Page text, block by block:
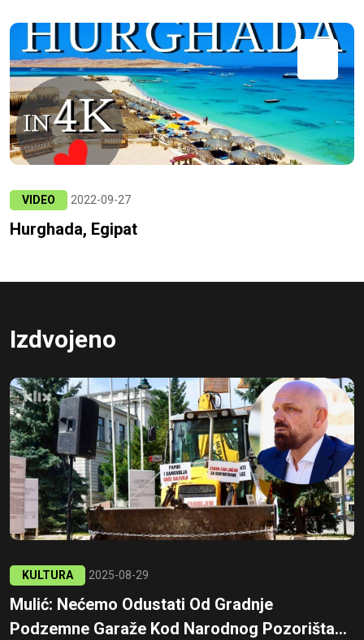
VIDEO 2022-09-27
Hurghada, Egipat
Izdvojeno
KULTURA 2025-08-29
Mulić: Nećemo Odustati Od Gradnje
Podzemne Garaže Kod Narodnog Pozorišta...